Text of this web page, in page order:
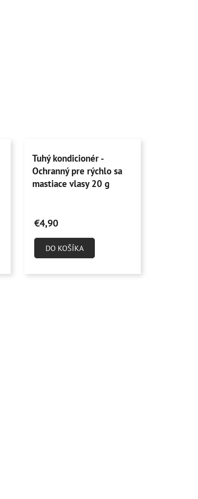
Tuhý kondicionér -
Ochranný pre rýchlo sa
mastiace vlasy 20 g
hodnotenie
produktu
4,4
€4,90
DO KOŠÍKA